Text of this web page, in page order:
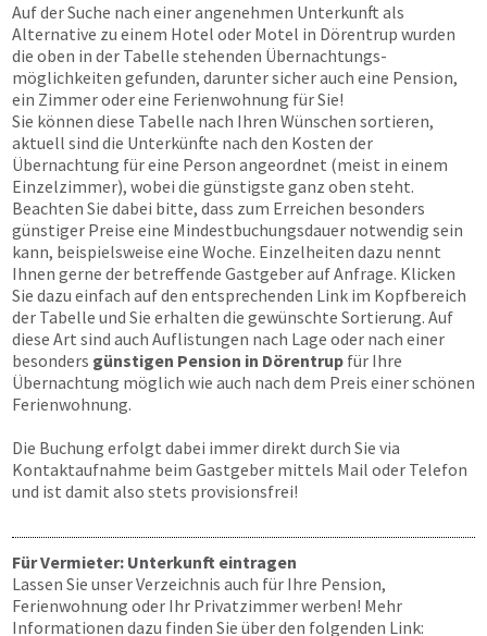
Auf der Suche nach einer angenehmen Unterkunft als
Alternative zu einem Hotel oder Motel in Dörentrup wurden
die oben in der Tabelle stehenden Übernachtungs­
möglichkeiten gefunden, darunter sicher auch eine Pension,
ein Zimmer oder eine Ferienwohnung für Sie!
Sie können diese Tabelle nach Ihren Wünschen sortieren,
aktuell sind die Unterkünfte nach den Kosten der
Übernachtung für eine Person angeordnet (meist in einem
Einzelzimmer), wobei die günstigste ganz oben steht.
Beachten Sie dabei bitte, dass zum Erreichen besonders
günstiger Preise eine Mindestbuchungsdauer notwendig sein
kann, beispielsweise eine Woche. Einzelheiten dazu nennt
Ihnen gerne der betreffende Gastgeber auf Anfrage. Klicken
Sie dazu einfach auf den entsprechenden Link im Kopfbereich
der Tabelle und Sie erhalten die gewünschte Sortierung. Auf
diese Art sind auch Auflistungen nach Lage oder nach einer
besonders günstigen Pension in Dörentrup für Ihre
Übernachtung möglich wie auch nach dem Preis einer schönen
Ferienwohnung.
Die Buchung erfolgt dabei immer direkt durch Sie via
Kontaktaufnahme beim Gastgeber mittels Mail oder Telefon
und ist damit also stets provisionsfrei!
Für Vermieter: Unterkunft eintragen
Lassen Sie unser Verzeichnis auch für Ihre Pension,
Ferienwohnung oder Ihr Privatzimmer werben! Mehr
Informationen dazu finden Sie über den folgenden Link: